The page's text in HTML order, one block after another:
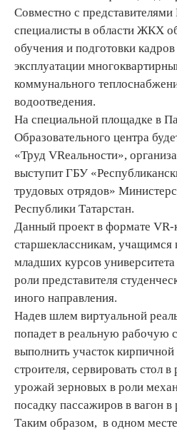
Совместно с
специалисты в области ЖКХ
обучения и подготовки
эксплуатации
коммунального
водоотведения.
На специальной площадке в
Образовательного центра
«Труд VRеальности»,
выступит ГБУ
трудовых отрядов»
Республики Татарстан.
Данный проект в формате VR-
старшеклассникам, учащимся
младших курсов
роли представителя
иного направления.
Надев шлем виртуальной
попадет в реальную рабочую
выполнить участок кирпичной
строителя, сервировать стол
урожай зерновых в роли
посадку пассажиров в вагон в
Таким образом, в одном